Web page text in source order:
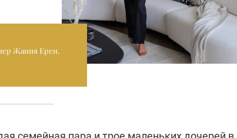
Жания Ерен.